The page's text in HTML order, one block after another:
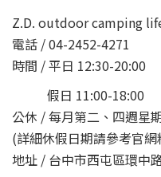
Z.D. outdoor camping
電話 / 04-2452-4271
時間 / 平日 12:30-20:00
假日 11:00-18:00
公休 / 每月第二、四週星
(詳細休假日期請參考官
地址 / 台中市西屯區環中